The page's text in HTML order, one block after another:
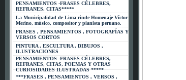
PENSAMIENTOS -FRASES CÉLEBRES,
REFRANES, CITAS*****
La Municipalidad de Lima rinde Homenaje Víctor
Merino, músico, compositor y pianista peruano.
FRASES , PENSAMIENTOS , FOTOGRAFÍAS Y
VERSOS CORTOS
PINTURA , ESCULTURA , DIBUJOS ,
ILUSTRACIONES
PENSAMIENTOS -FRASES CÉLEBRES,
REFRANES, CITAS, POEMAS Y OTRAS
CURIOSIDADES ILUSTRADAS *****
***FRASES , PENSAMIENTOS , VERSOS ,